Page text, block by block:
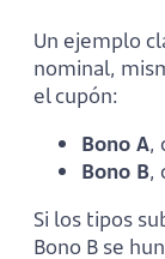
Un ejemplo
nominal,
el cupón:
Bono A,
Bono B,
Si los tipos
Bono B se